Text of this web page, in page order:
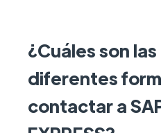
¿Cuáles son las
diferentes
contactar a